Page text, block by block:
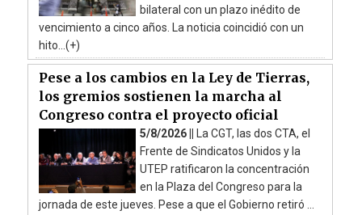
bilateral con un plazo inédito de
vencimiento a cinco años. La noticia coincidió con un
hito...(+)
Pese a los cambios en la Ley de Tierras,
los gremios sostienen la marcha al
Congreso contra el proyecto oficial
5/8/2026 ||
La CGT, las dos CTA, el
Frente de Sindicatos Unidos y la
UTEP ratificaron la concentración
en la Plaza del Congreso para la
jornada de este jueves. Pese a que el Gobierno retiró ...